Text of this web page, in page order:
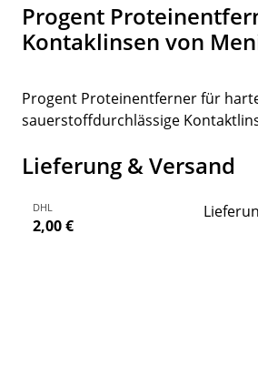
Progent
Kontaklinsen von
Progent Proteinentferner für
sauerstoffdurchlässige
Lieferung & Versand
DHL
2,00 €